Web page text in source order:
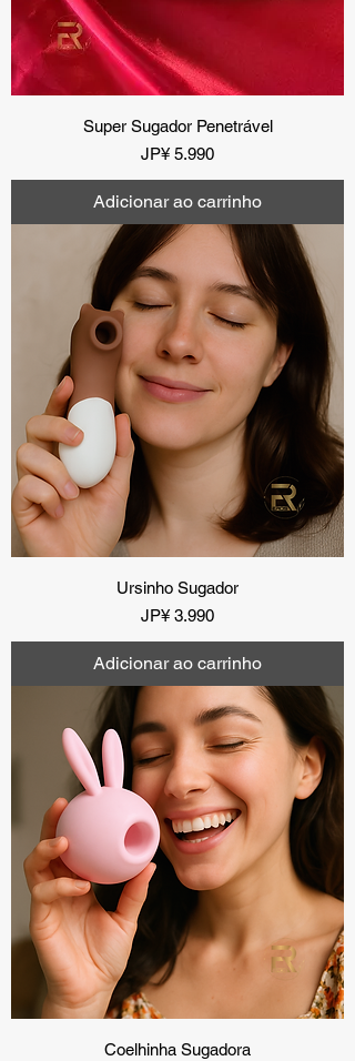
Super Sugador Penetrável
Preço
JP¥ 5.990
Adicionar ao carrinho
Ursinho Sugador
Preço
JP¥ 3.990
Adicionar ao carrinho
Coelhinha Sugadora